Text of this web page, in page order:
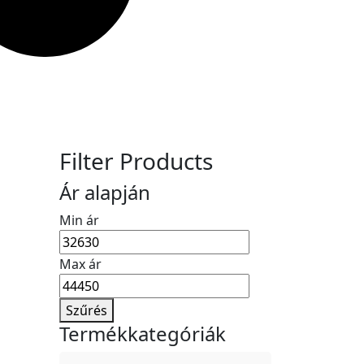
Filter Products
Ár alapján
Min ár
Max ár
Szűrés
Termékkategóriák